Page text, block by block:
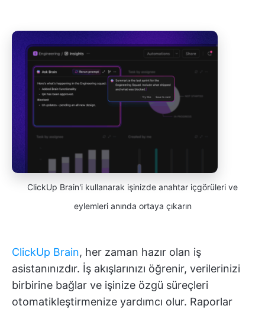
ClickUp Brain'i kullanarak işinizde anahtar içgörüleri ve
eylemleri anında ortaya çıkarın
ClickUp Brain, her zaman hazır olan iş
asistanınızdır. İş akışlarınızı öğrenir, verilerinizi
birbirine bağlar ve işinize özgü süreçleri
otomatikleştirmenize yardımcı olur. Raporlar